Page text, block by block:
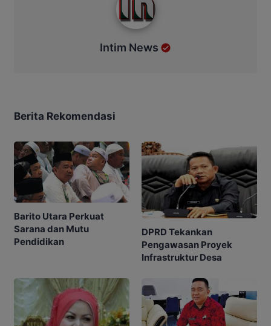
Intim News
Berita Rekomendasi
Barito Utara Perkuat
Sarana dan Mutu
Pendidikan
DPRD Tekankan
Pengawasan Proyek
Infrastruktur Desa